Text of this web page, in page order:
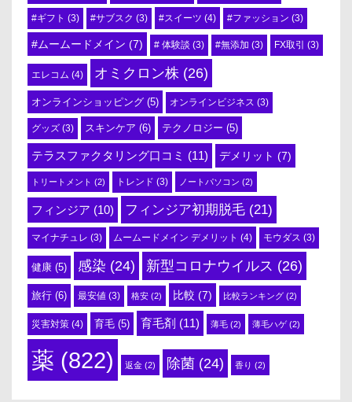
#ギフト (3) #サブスク (3) #スイーツ (4) #ファッション (3)
#ムームードメイン (7) # 体験談 (3) #無添加 (3) FX取引 (3)
エレコム (4) オミクロン株 (26)
オンラインショッピング (5) オンラインビジネス (3)
グッズ (3) スキンケア (6) テクノロジー (5)
テラスファクタリング口コミ (11) デメリット (7)
トリートメント (2) トレンド (3) ノートパソコン (2)
フィンジア (10) フィンジア初期脱毛 (21)
マイナチュレ (3) ムームードメイン デメリット (4) モウダス (3)
健康 (5) 感染 (24) 新型コロナウイルス (26)
旅行 (6) 最安値 (3) 格安 (2) 比較 (7) 比較ランキング (2)
災害対策 (4) 育毛 (5) 育毛剤 (11) 薄毛 (2) 薄毛ハゲ(2)
薬 (822) 返金 (2) 除菌 (24) 香り (2)